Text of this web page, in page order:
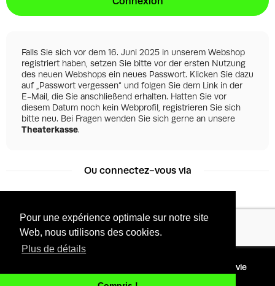
Pour une expérience optimale sur notre site
Web, nous utilisons des cookies.
Plus de détails
Falls Sie sich vor dem 16. Juni 2025 in unserem Webshop
registriert haben, setzen Sie bitte vor der ersten Nutzung
des neuen Webshops ein neues Passwort. Klicken Sie dazu
auf „Passwort vergessen“ und folgen Sie dem Link in der
E-Mail, die Sie anschließend erhalten. Hatten Sie vor
diesem Datum noch kein Webprofil, registrieren Sie sich
bitte neu. Bei Fragen wenden Sie sich gerne an unsere
Theaterkasse.
Ou connectez-vous via
Facebook
Tixly
Protection de la vie